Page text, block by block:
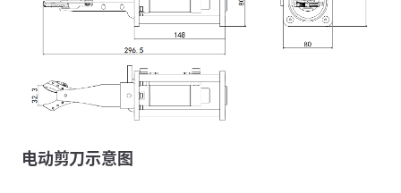
电动剪刀示意图